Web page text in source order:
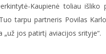
Kaupienė toliau išliko
tarpu partneris Povilas
jos patirtį aviacijos srityje“.